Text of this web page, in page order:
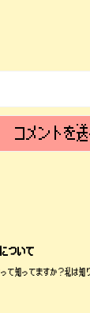
ついて
て知ってますか？私は